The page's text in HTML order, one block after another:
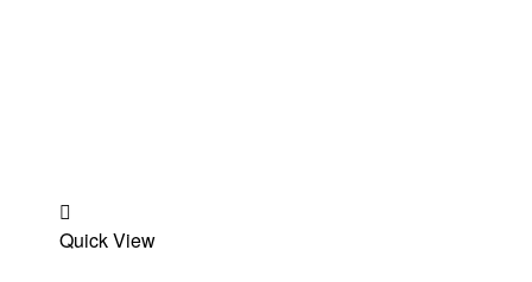
to
Quick View